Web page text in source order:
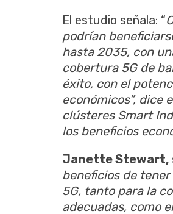
El estudio señala: “
podrían
hasta 2035, con
cobertura 5G de
éxito, con el
económicos”, dice
clústeres Smart
los beneficios
Janette Stewart,
beneficios de
5G, tanto para la
adecuadas, como